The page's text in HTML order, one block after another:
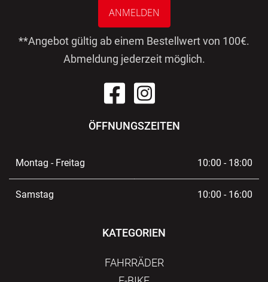
ANMELDEN
**Angebot gültig ab einem Bestellwert von 100€.
Abmeldung jederzeit möglich.
ÖFFNUNGSZEITEN
Montag - Freitag 10:00 - 18:00
Samstag 10:00 - 16:00
KATEGORIEN
FAHRRÄDER